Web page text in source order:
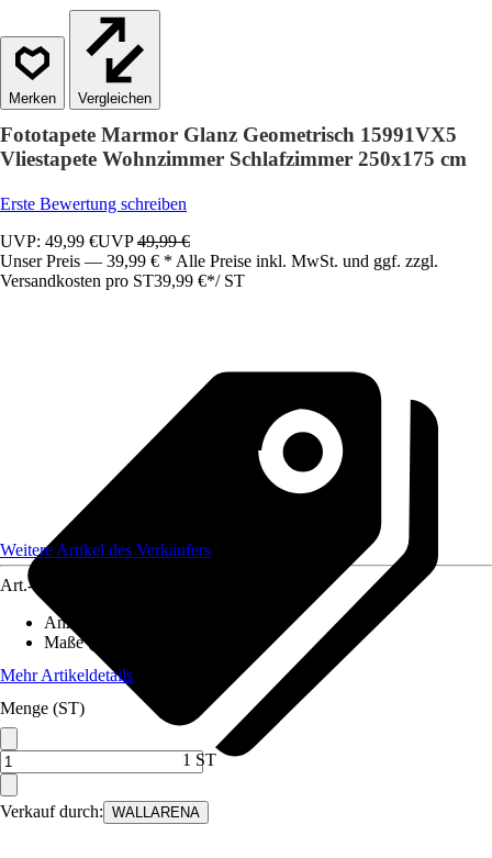
Vergleichen
Fototapete Marmor Glanz Geometrisch 15991VX5
Vliestapete Wohnzimmer Schlafzimmer 250x175 cm
Erste Bewertung schreiben
UVP: 49,99 €UVP49,99 €
Unser Preis — 39,99 € * Alle Preise inkl. MwSt. und ggf. zzgl.
Versandkosten pro ST39,99 €*/ ST
Verkauf durch: WALLARENA
Weitere Artikel des Verkäufers
Art.-Nr.
Anzahl der Teile
Maße (BxH)
Mehr Artikeldetails
Menge (ST)
1 ST